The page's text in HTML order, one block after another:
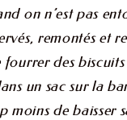
on n’est pas
remontés et
fourrer des
un sac sur la
moins de baisser